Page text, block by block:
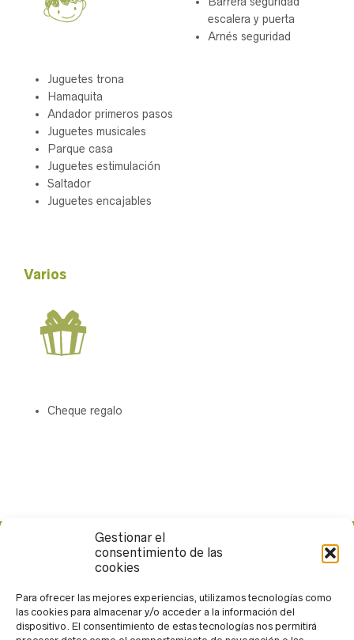
Gestionar el
consentimiento de las
cookies
Para ofrecer las mejores experiencias, utilizamos tecnologías como
las cookies para almacenar y/o acceder a la información del
dispositivo. El consentimiento de estas tecnologías nos permitirá
Juguetes trona
Hamaquita
Andador primeros pasos
Juguetes musicales
Parque casa
Juguetes estimulación
Saltador
Juguetes encajables
escalera y puerta
Arnés seguridad
Varios
Cheque regalo
Calle Rueda López, 13. 04004. Almería
Trabaja con nosotros